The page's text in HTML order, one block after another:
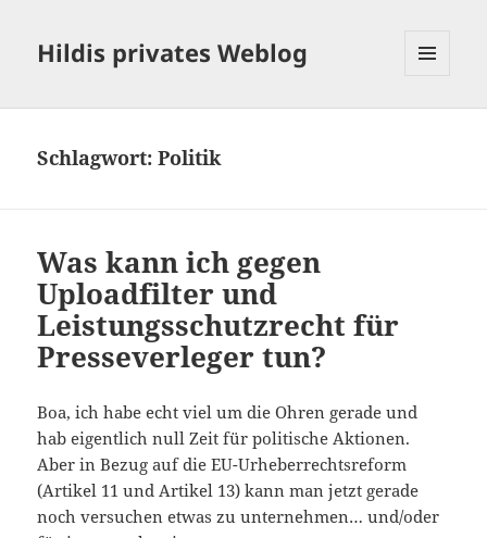
Hildis privates Weblog
Schlagwort:Politik
Was kann ich gegen
Uploadfilter und
Leistungsschutzrecht für
Presseverleger tun?
Boa, ich habe echt viel um die Ohren gerade und
hab eigentlich null Zeit für politische Aktionen.
Aber in Bezug auf die EU-Urheberrechtsreform
(Artikel 11 und Artikel 13) kann man jetzt gerade
noch versuchen etwas zu unternehmen… und/oder